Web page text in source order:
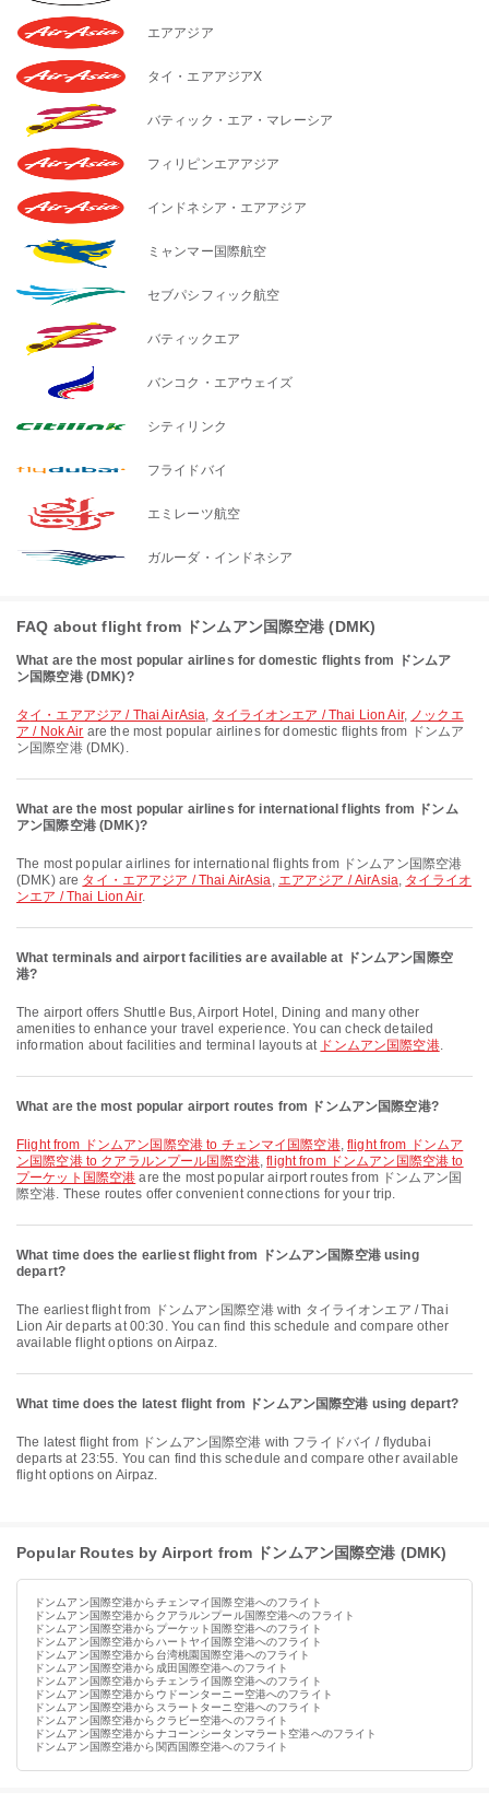
エアアジア
タイ・エアアジアX
バティック・エア・マレーシア
フィリピンエアアジア
インドネシア・エアアジア
ミャンマー国際航空
セブパシフィック航空
バティックエア
バンコク・エアウェイズ
シティリンク
フライドバイ
エミレーツ航空
ガルーダ・インドネシア
FAQ about flight from ドンムアン国際空港 (DMK)
What are the most popular airlines for domestic flights from ドンムア
ン国際空港 (DMK)?
タイ・エアアジア / Thai AirAsia, タイライオンエア / Thai Lion Air, ノックエ
ア / Nok Air are the most popular airlines for domestic flights from ドンムア
ン国際空港 (DMK).
What are the most popular airlines for international flights from ドンム
アン国際空港 (DMK)?
The most popular airlines for international flights from ドンムアン国際空港
(DMK) are タイ・エアアジア / Thai AirAsia, エアアジア / AirAsia, タイライオ
ンエア / Thai Lion Air.
What terminals and airport facilities are available at ドンムアン国際空
港?
The airport offers Shuttle Bus, Airport Hotel, Dining and many other
amenities to enhance your travel experience. You can check detailed
information about facilities and terminal layouts at ドンムアン国際空港.
What are the most popular airport routes from ドンムアン国際空港?
flight from ドンムアン国際空港 to チェンマイ国際空港,flight from ドンムア
ン国際空港 to クアラルンプール国際空港,flight from ドンムアン国際空港 to
プーケット国際空港 are the most popular airport routes from ドンムアン国
際空港. These routes offer convenient connections for your trip.
What time does the earliest flight from ドンムアン国際空港 using
depart?
The earliest flight from ドンムアン国際空港 with タイライオンエア / Thai
Lion Air departs at 00:30. You can find this schedule and compare other
available flight options on Airpaz.
What time does the latest flight from ドンムアン国際空港 using depart?
The latest flight from ドンムアン国際空港 with フライドバイ / flydubai
departs at 23:55. You can find this schedule and compare other available
flight options on Airpaz.
Popular Routes by Airport from ドンムアン国際空港 (DMK)
ドンムアン国際空港からチェンマイ国際空港へのフライト
ドンムアン国際空港からクアラルンプール国際空港へのフライト
ドンムアン国際空港からプーケット国際空港へのフライト
ドンムアン国際空港からハートヤイ国際空港へのフライト
ドンムアン国際空港から台湾桃園国際空港へのフライト
ドンムアン国際空港から成田国際空港へのフライト
ドンムアン国際空港からチェンライ国際空港へのフライト
ドンムアン国際空港からウドーンターニー空港へのフライト
ドンムアン国際空港からスラートターニ空港へのフライト
ドンムアン国際空港からクラビー空港へのフライト
ドンムアン国際空港からナコーンシータンマラート空港へのフライト
ドンムアン国際空港から関西国際空港へのフライト